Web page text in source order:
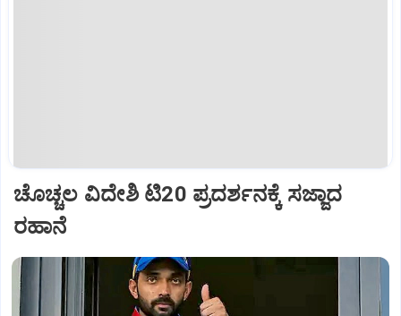
ಚೊಚ್ಚಲ ವಿದೇಶಿ ಟಿ20 ಪ್ರದರ್ಶನಕ್ಕೆ ಸಜ್ಜಾದ
ರಹಾನೆ